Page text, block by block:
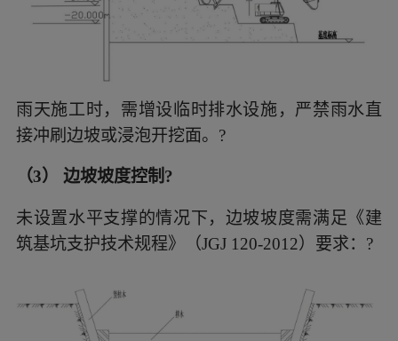
雨天施工时，需增设临时排水设施，严禁雨水直
接冲刷边坡或浸泡开挖面。?
（3） 边坡坡度控制?
未设置水平支撑的情况下，边坡坡度需满足《建
筑基坑支护技术规程》（JGJ 120-2012）要求：?